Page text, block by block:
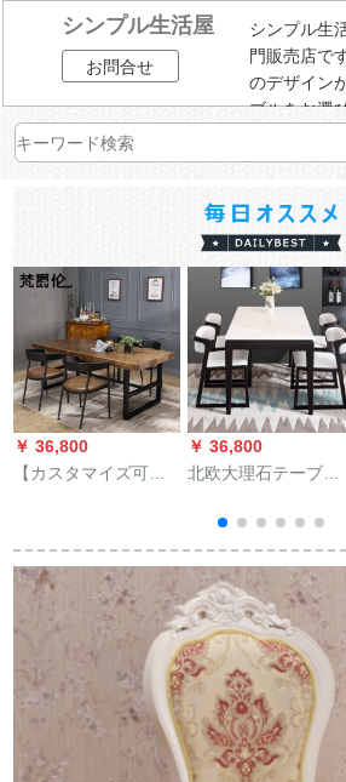
シンプル生活屋
お問合せ
シンプル生
門販売店で
のデザイン
ブルをお選
￥ 36,800
【カスタマイズ可
形テーブルセット原
木長テーブルシンコ
ーヒーテーブルテー
ブルテーブルテーブ
ルテーブルテーブル
テーブル単テーブル
120*60*75木の板5セ
￥ 36,800
北欧大理石テーブル
ストラン家庭用6人の
純木長方形焼き石テ
ーブル1.2 m 1.3 mテ
ーブル4椅子1.2 m大
理石+4つの食事椅子